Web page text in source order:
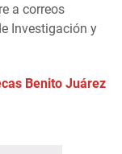
a correos
Investigación y
Benito Juárez